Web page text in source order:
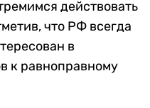
действовать
что РФ всегда
в
к равноправному